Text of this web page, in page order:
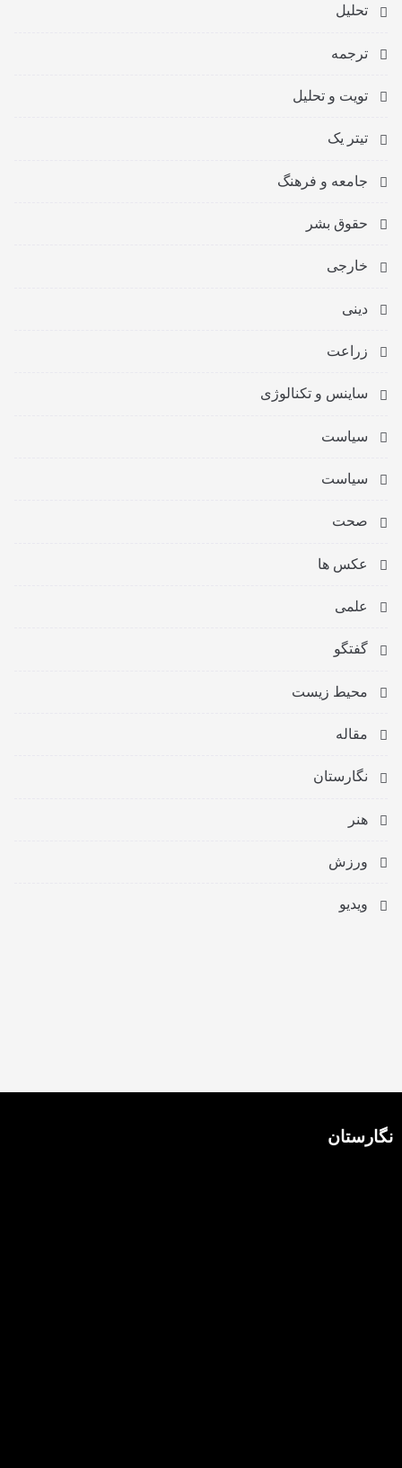
تحلیل
ترجمه
تویت و تحلیل
تیتر یک
جامعه و فرهنگ
حقوق بشر
خارجی
دینی
زراعت
ساینس و تکنالوژی
سیاست
سیاست
صحت
عکس ها
علمی
گفتگو
محیط زیست
مقاله
نگارستان
هنر
ورزش
ویدیو
نگارستان